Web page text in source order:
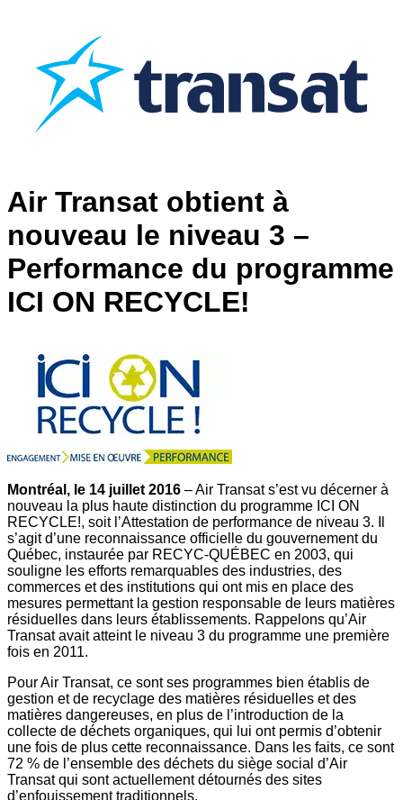
Air Transat obtient à
nouveau le niveau 3 –
Performance du programme
ICI ON RECYCLE!
Montréal, le 14 juillet 2016 – Air Transat s’est vu décerner à
nouveau la plus haute distinction du programme ICI ON
RECYCLE!, soit l’Attestation de performance de niveau 3. Il
s’agit d’une reconnaissance officielle du gouvernement du
Québec, instaurée par RECYC-QUÉBEC en 2003, qui
souligne les efforts remarquables des industries, des
commerces et des institutions qui ont mis en place des
mesures permettant la gestion responsable de leurs matières
résiduelles dans leurs établissements. Rappelons qu’Air
Transat avait atteint le niveau 3 du programme une première
fois en 2011.
Pour Air Transat, ce sont ses programmes bien établis de
gestion et de recyclage des matières résiduelles et des
matières dangereuses, en plus de l’introduction de la
collecte de déchets organiques, qui lui ont permis d’obtenir
une fois de plus cette reconnaissance. Dans les faits, ce sont
72 % de l’ensemble des déchets du siège social d’Air
Transat qui sont actuellement détournés des sites
d’enfouissement traditionnels.